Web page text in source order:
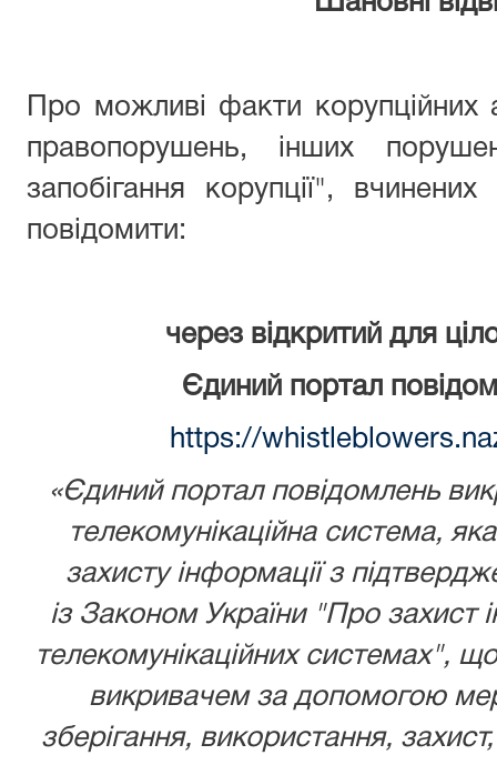
Про можливі факти
правопорушень, інших
запобігання корупції", вчинених
повідомити:
через відкритий для
Єдиний портал
https://
«Єдиний портал повідомлень
телекомунікаційна система,
захисту інформації з
із Законом України"Про захист
телекомунікаційних системах",
викривачем за допомогою
зберігання, використання,